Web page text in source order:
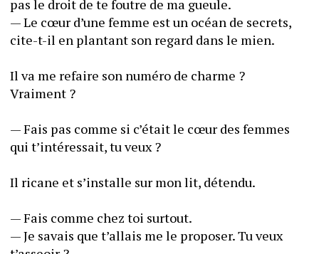
pas le droit de te foutre de ma gueule.
— Le cœur d’une femme est un océan de secrets,
cite-t-il en plantant son regard dans le mien.
Il va me refaire son numéro de charme ?
Vraiment ?
— Fais pas comme si c’était le cœur des femmes
qui t’intéressait, tu veux ?
Il ricane et s’installe sur mon lit, détendu.
— Fais comme chez toi surtout.
— Je savais que t’allais me le proposer. Tu veux